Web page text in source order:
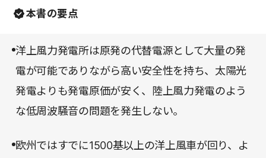
成功事例や失敗事例、日本で普及していない理由な
ていく。そして最後には、地域住民との対話も含め
た導入に必要なアプローチについてまとめられてい
る。
能エネルギーに興味を持つ人すべてに読んでもらい
本書の要点
洋上風力発電所は原発の代替電源として大量の発
電が可能でありながら高い安全性を持ち、太陽光
発電よりも発電原価が安く、陸上風力発電のよう
な低周波騒音の問題を発生しない。
欧州ではすでに1500基以上の洋上風車が回り、よ